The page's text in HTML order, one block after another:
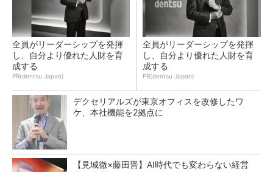
全員がリーダーシップを発揮
し、自分より優れた人財を育
成する
PR(dentsu Japan)
全員がリーダーシップを発揮
し、自分より優れた人財を育
成する
PR(dentsu Japan)
デクセリアルズが東京オフィスを改修したワ
ケ、本社機能を2拠点に
【見城徹×藤田晋】AI時代でも変わらない経営